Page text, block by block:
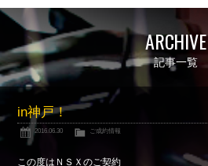
Stock list
在庫情報
Contract
ご成約情報
NSXについて
Reflesh Plan
ARCHIVE
記事一覧
in神戸！
2016.06.30 ご成約情報
この度はＮＳＸのご契約